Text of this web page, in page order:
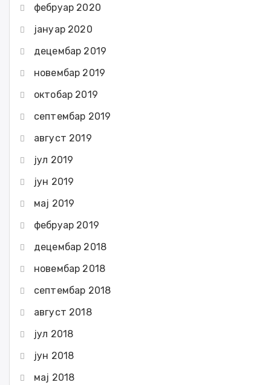
фебруар 2020
јануар 2020
децембар 2019
новембар 2019
октобар 2019
септембар 2019
август 2019
јул 2019
јун 2019
мај 2019
фебруар 2019
децембар 2018
новембар 2018
септембар 2018
август 2018
јул 2018
јун 2018
мај 2018